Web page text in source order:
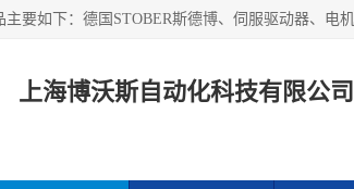
上海博沃斯自动化科技有限公司